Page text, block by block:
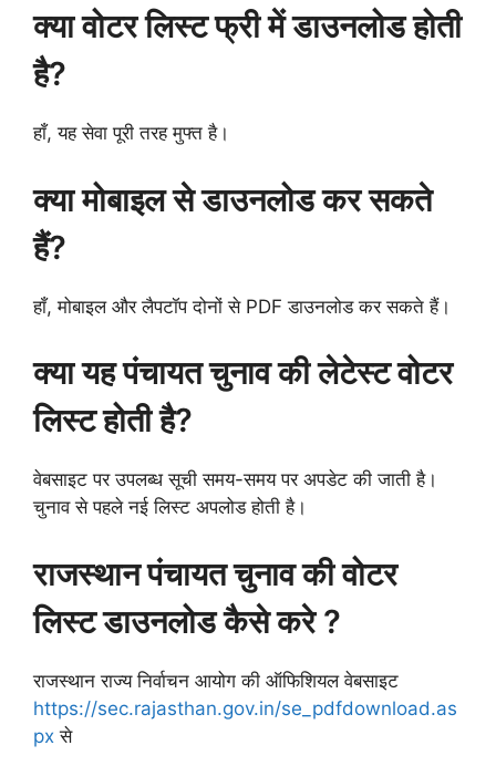
क्या वोटर लिस्ट फ्री में डाउनलोड होती
है?
हाँ, यह सेवा पूरी तरह मुफ्त है।
क्या मोबाइल से डाउनलोड कर सकते
हैं?
हाँ, मोबाइल और लैपटॉप दोनों से PDF डाउनलोड कर सकते हैं।
क्या यह पंचायत चुनाव की लेटेस्ट वोटर
लिस्ट होती है?
वेबसाइट पर उपलब्ध सूची समय-समय पर अपडेट की जाती है।
चुनाव से पहले नई लिस्ट अपलोड होती है।
राजस्थान पंचायत चुनाव की वोटर
लिस्ट डाउनलोड कैसे करे ?
राजस्थान राज्य निर्वाचन आयोग की ऑफिशियल वेबसाइट
https://sec.rajasthan.gov.in/se_pdfdownload.as
px से